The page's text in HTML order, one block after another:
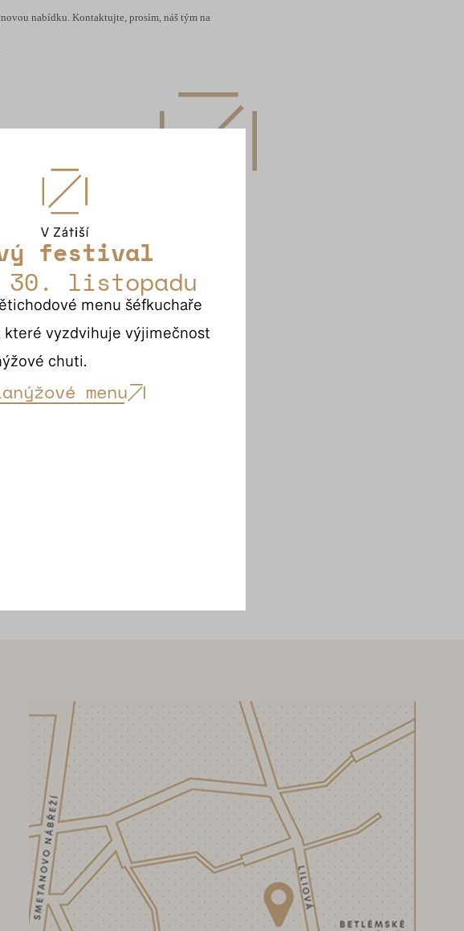
nabídku. Kontaktujte, prosím, náš tým na
festival
30. listopadu
menu šéfkuchaře
které vyzdvihuje výjimečnost
chuti.
menu